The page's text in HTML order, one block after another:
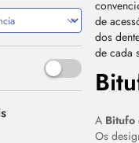
A Bitufo
Os
Use o espaço ou